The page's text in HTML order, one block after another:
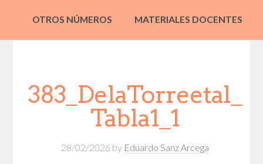
OTROS NÚMEROS MATERIALES DOCENTES
383_DelaTorreetal_
Tabla1_1
28/02/2026 by Eduardo Sanz Arcega